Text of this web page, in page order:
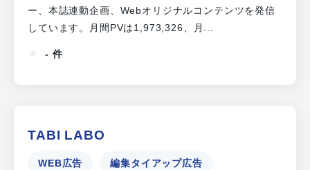
ー、本誌連動企画、Webオリジナルコンテンツを発信
しています。月間PVは1,973,326、月...
- 件
TABI LABO
WEB広告 編集タイアップ広告